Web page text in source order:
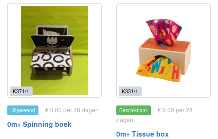
K371/1
Uitgeleend € 0.00 per 28 dagen
0m+ Spinning boek
K331/1
Beschikbaar
€ 0.00 per 28
dagen
0m+ Tissue box